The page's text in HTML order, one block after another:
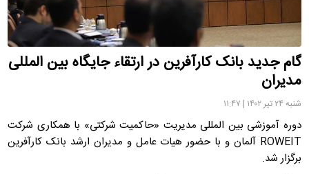
گام جدید بانک کارآفرین در ارتقاء جایگاه بین المللی
مدیران
شنبه ۲۴ تیر ۱۴۰۲ | ۱۱:۴۷
دوره آموزشی بین المللی مدیریت «حاکمیت شرکتی» با همکاری شرکت
ROWEIT آلمان و با حضور هیات عامل و مدیران ارشد بانک کارآفرین
برگزار شد.